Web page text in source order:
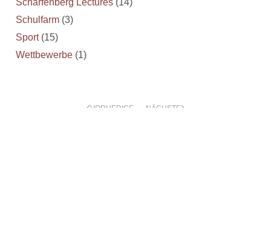
Scharfenberg Lectures(14)
Schulfarm(3)
Sport(15)
Wettbewerbe(1)
VORHERIGE NÄCHSTE